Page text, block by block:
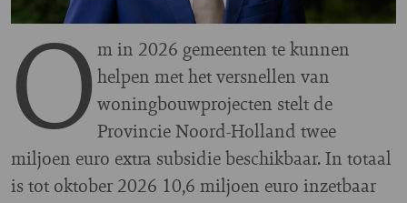
O m in 2026 gemeenten te kunnen
helpen met het versnellen van
woningbouwprojecten stelt de
Provincie Noord-Holland twee
miljoen euro extra subsidie beschikbaar. In totaal
is tot oktober 2026 10,6 miljoen euro inzetbaar